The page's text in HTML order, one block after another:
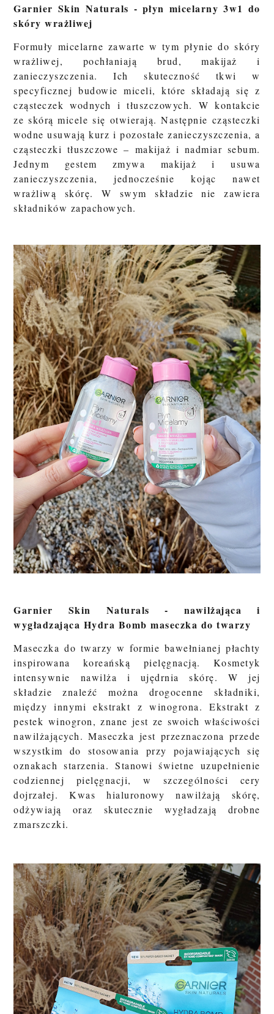
Garnier Skin Naturals - płyn micelarny 3w1 do
skóry wrażliwej
Formuły micelarne zawarte w tym płynie do skóry
wrażliwej, pochłaniają brud, makijaż i
zanieczyszczenia. Ich skuteczność tkwi w
specyficznej budowie miceli, które składają się z
cząsteczek wodnych i tłuszczowych. W kontakcie
ze skórą micele się otwierają. Następnie cząsteczki
wodne usuwają kurz i pozostałe zanieczyszczenia, a
cząsteczki tłuszczowe – makijaż i nadmiar sebum.
Jednym gestem zmywa makijaż i usuwa
zanieczyszczenia, jednocześnie kojąc nawet
wrażliwą skórę. W swym składzie nie zawiera
składników zapachowych.
Garnier Skin Naturals - nawilżająca i
wygładzająca Hydra Bomb maseczka do twarzy
Maseczka do twarzy w formie bawełnianej płachty
inspirowana koreańską pielęgnacją. Kosmetyk
intensywnie nawilża i ujędrnia skórę. W jej
składzie znaleźć można drogocenne składniki,
między innymi ekstrakt z winogrona. Ekstrakt z
pestek winogron, znane jest ze swoich właściwości
nawilżających. Maseczka jest przeznaczona przede
wszystkim do stosowania przy pojawiających się
oznakach starzenia. Stanowi świetne uzupełnienie
codziennej pielęgnacji, w szczególności cery
dojrzałej. Kwas hialuronowy nawilżają skórę,
odżywiają oraz skutecznie wygładzają drobne
zmarszczki.